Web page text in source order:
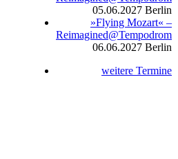
05.06.2027 Berlin
»Flying Mozart« –
Reimagined@Tempodrom
06.06.2027 Berlin
weitere Termine